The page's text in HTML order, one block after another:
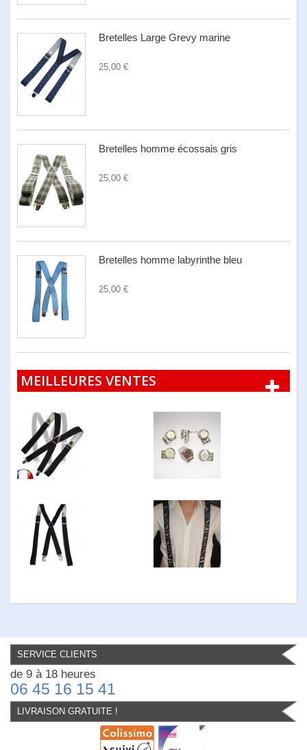
Bretelles Large Grevy marine
25,00 €
Bretelles homme écossais gris
25,00 €
Bretelles homme labyrinthe bleu
25,00 €
MEILLEURES VENTES
SERVICE CLIENTS
de 9 à 18 heures
06 45 16 15 41
LIVRAISON GRATUITE !